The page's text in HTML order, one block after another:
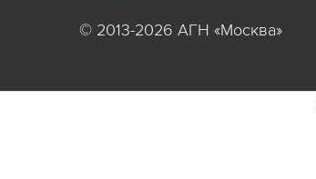
© 2013-2026 АГН «Москва»